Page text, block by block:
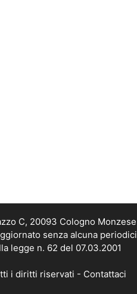
C, 20093 Cologno
senza alcuna
legge n. 62 del 07.03.2001
i diritti riservati - Contattaci